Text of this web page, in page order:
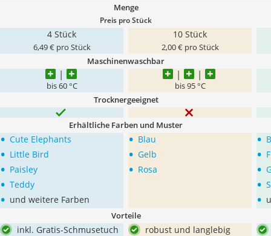
Menge
Preis pro Stück
4 Stück
6,49 € pro Stück
10 Stück
2,00 € pro Stück
Maschinenwaschbar
bis 60 °C bis 95 °C
Trocknergeeignet
Erhältliche Farben und Muster
• Cute Elephants
• Little Bird
• Paisley
• Teddy
• und weitere Farben
• Blau
• Gelb
• Rosa
•
•
•
•
•
Vorteile
inkl. Gratis-Schmusetuch
robust und langlebig